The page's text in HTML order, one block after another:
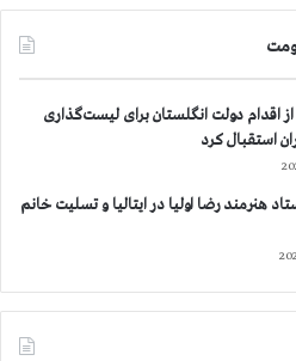
اقدام دولت انگلستان برای لیست‌گذاری
استقبال کرد
هنرمند رضا اولیا در ایتالیا و تسلیت خانم